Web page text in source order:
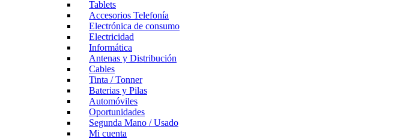
Tablets
Accesorios Telefonía
Electrónica de consumo
Electricidad
Informática
Antenas y Distribución
Cables
Tinta / Tonner
Baterias y Pilas
Automóviles
Oportunidades
Segunda Mano / Usado
Mi cuenta